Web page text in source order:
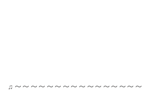
♫〜〜〜〜〜〜〜〜〜〜〜〜〜〜〜〜